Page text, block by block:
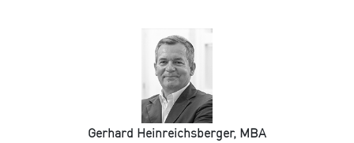
Gerhard Heinreichsberger, MBA